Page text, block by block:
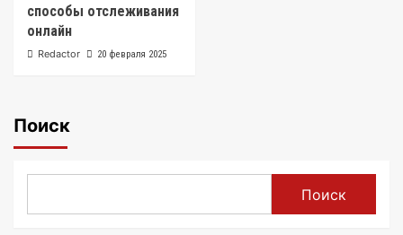
способы отслеживания
онлайн
Redactor 20 февраля 2025
Поиск
Поиск